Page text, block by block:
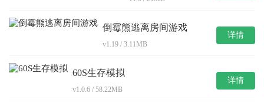
倒霉熊逃离房间游戏
v1.19 / 3.11MB
详情
60S生存模拟
v1.0.6 / 58.22MB
详情